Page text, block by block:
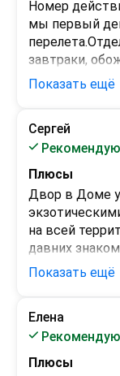
Номер
довольны,
Номер
мы первый
завтраки,
ленимся
Минусы
Не было
Показать ещё
Сергей
Рекомендую
Плюсы
Двор в Доме
на всей
давних
соседями во
шумного
проживанием
всем,кого
Минусы
Показать ещё
Елена
Рекомендую
Плюсы